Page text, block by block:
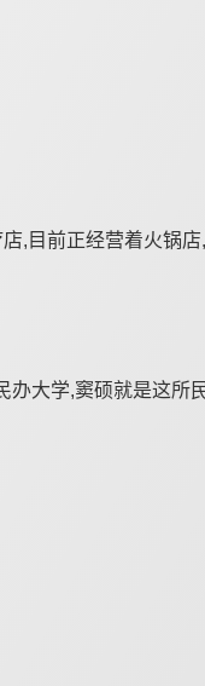
,目前正经营着火锅
大学,窦硕就是这所